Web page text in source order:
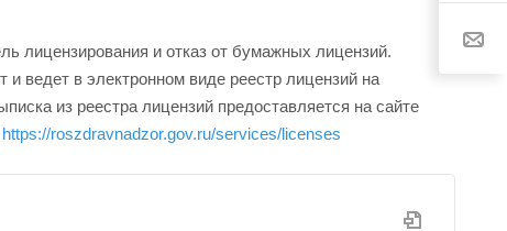
лицензирования и отказ от бумажных лицензий.
ведет в электронном виде реестр лицензий на
из реестра лицензий предоставляется на сайте
https://roszdravnadzor.gov.ru/services/licenses